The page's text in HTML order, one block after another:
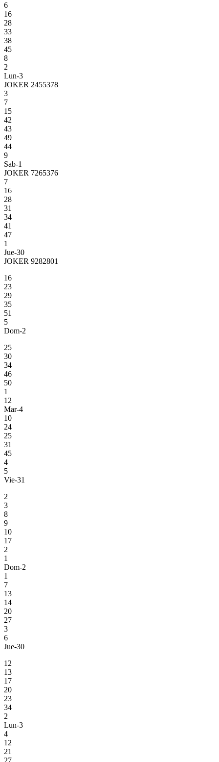
6
16
28
33
38
45
8
2
Lun-3
JOKER 2455378
3
7
15
42
43
49
44
9
Sab-1
JOKER 7265376
7
16
28
31
34
41
47
1
Jue-30
JOKER 9282801
16
23
29
35
51
5
Dom-2
25
30
34
46
50
1
12
Mar-4
10
24
25
31
45
4
5
Vie-31
2
3
8
9
10
17
2
1
Dom-2
1
7
13
14
20
27
3
6
Jue-30
12
13
17
20
23
34
2
Lun-3
4
12
21
27